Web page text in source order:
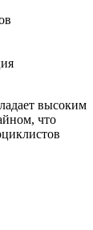
высоким
что